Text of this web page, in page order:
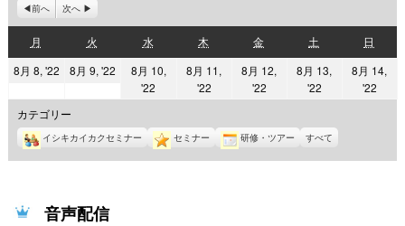
前へ 次へ
月
曜
日
火
曜
日
水水
曜
日
木
曜
日
金金
曜
日
土
曜
日
日
曜
日
8月 8, '222022
8
月
8
日
8月 9, '222022
月
9
日
8月 10,
'22
8
月
10
8月 11,
'222022
8
月
11
8月 12,
'222022
8
月
12
8月 13,
'222022
8
月
13
8月 14,
'222022
14
カテゴリー
イシキカイカクセミナー セミナー 研修・ツアー すべて
音声配信